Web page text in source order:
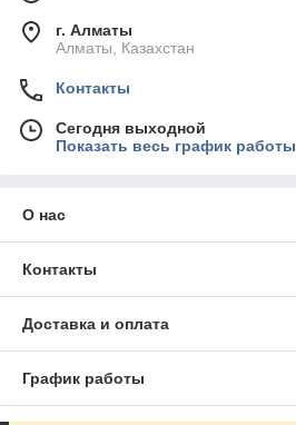
г. Алматы
Алматы, Казахстан
Контакты
Сегодня выходной
Показать весь график работы
О нас
Контакты
Доставка и оплата
График работы